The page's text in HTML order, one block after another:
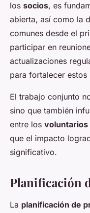
los socios, es
abierta, así como la
comunes desde el
participar en
actualizaciones
para fortalecer estos
El trabajo conjunto
sino que también
entre los voluntarios
que el impacto
significativo.
Planificación
La planificación de